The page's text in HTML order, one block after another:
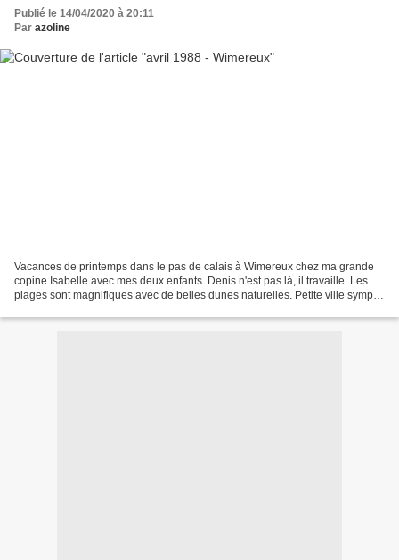
Publié le 14/04/2020 à 20:11
Par azoline
Vacances de printemps dans le pas de calais à Wimereux chez ma grande
copine Isabelle avec mes deux enfants. Denis n'est pas là, il travaille. Les
plages sont magnifiques avec de belles dunes naturelles. Petite ville sympa